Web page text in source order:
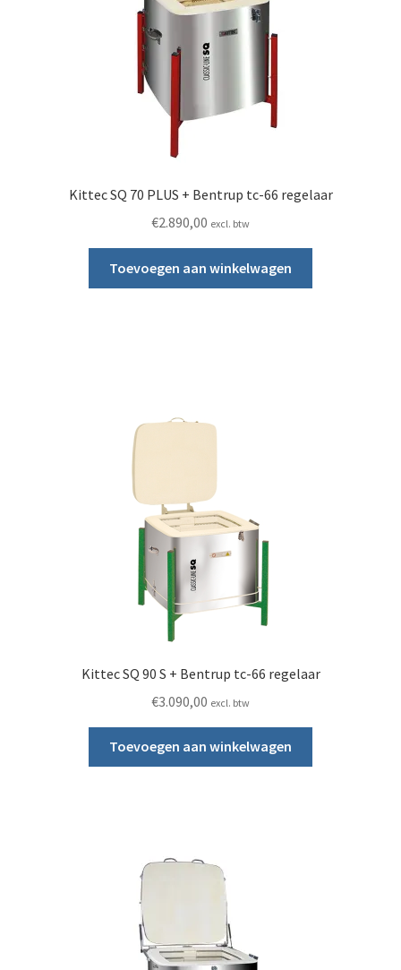
Kittec SQ 70 PLUS + Bentrup tc-66 regelaar
€2.890,00 excl. btw
Toevoegen aan winkelwagen
Kittec SQ 90 S + Bentrup tc-66 regelaar
€3.090,00 excl. btw
Toevoegen aan winkelwagen